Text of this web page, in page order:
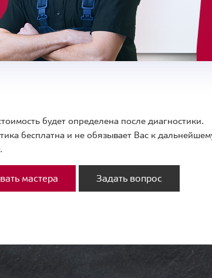
будет определена после диагностики.
бесплатна и не обязывает Вас к
мастера Задать вопрос